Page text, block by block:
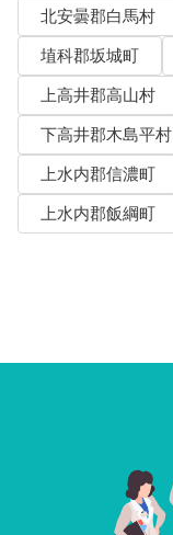
北安曇郡白馬村
埴科郡坂城町
上高井郡高山村
下高井郡木島平村
上水内郡信濃町
上水内郡飯綱町